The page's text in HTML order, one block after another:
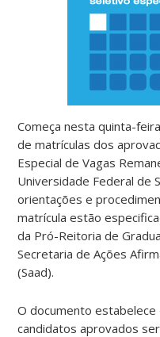
Começa nesta quinta-
de matrículas dos
Especial de Vagas
Universidade Federal de
orientações e
matrícula estão
da Pró-Reitoria de
Secretaria de Ações
(Saad).
O documento estabelece
candidatos aprovados